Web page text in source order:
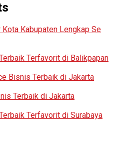
Kabupaten Lengkap Se
Terfavorit di Balikpapan
Bisnis Terbaik di Jakarta
Terbaik di Jakarta
Terfavorit di Surabaya